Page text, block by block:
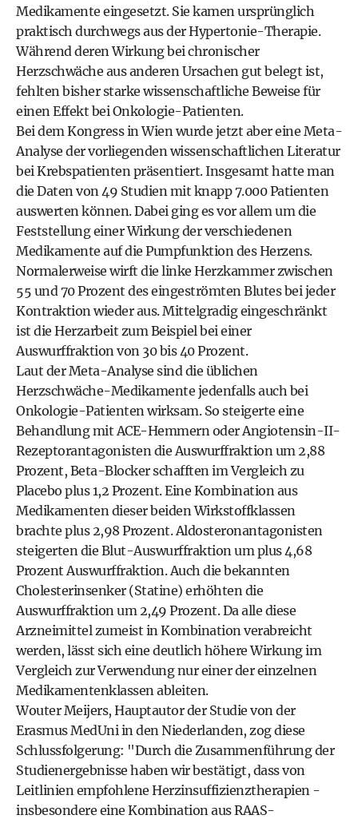
Medikamente eingesetzt. Sie kamen ursprünglich
praktisch durchwegs aus der Hypertonie-Therapie.
Während deren Wirkung bei chronischer
Herzschwäche aus anderen Ursachen gut belegt ist,
fehlten bisher starke wissenschaftliche Beweise für
einen Effekt bei Onkologie-Patienten.
Bei dem Kongress in Wien wurde jetzt aber eine Meta-
Analyse der vorliegenden wissenschaftlichen Literatur
bei Krebspatienten präsentiert. Insgesamt hatte man
die Daten von 49 Studien mit knapp 7.000 Patienten
auswerten können. Dabei ging es vor allem um die
Feststellung einer Wirkung der verschiedenen
Medikamente auf die Pumpfunktion des Herzens.
Normalerweise wirft die linke Herzkammer zwischen
55 und 70 Prozent des eingeströmten Blutes bei jeder
Kontraktion wieder aus. Mittelgradig eingeschränkt
ist die Herzarbeit zum Beispiel bei einer
Auswurffraktion von 30 bis 40 Prozent.
Laut der Meta-Analyse sind die üblichen
Herzschwäche-Medikamente jedenfalls auch bei
Onkologie-Patienten wirksam. So steigerte eine
Behandlung mit ACE-Hemmern oder Angiotensin-II-
Rezeptorantagonisten die Auswurffraktion um 2,88
Prozent, Beta-Blocker schafften im Vergleich zu
Placebo plus 1,2 Prozent. Eine Kombination aus
Medikamenten dieser beiden Wirkstoffklassen
brachte plus 2,98 Prozent. Aldosteronantagonisten
steigerten die Blut-Auswurffraktion um plus 4,68
Prozent Auswurffraktion. Auch die bekannten
Cholesterinsenker (Statine) erhöhten die
Auswurffraktion um 2,49 Prozent. Da alle diese
Arzneimittel zumeist in Kombination verabreicht
werden, lässt sich eine deutlich höhere Wirkung im
Vergleich zur Verwendung nur einer der einzelnen
Medikamentenklassen ableiten.
Wouter Meijers, Hauptautor der Studie von der
Erasmus MedUni in den Niederlanden, zog diese
Schlussfolgerung: "Durch die Zusammenführung der
Studienergebnisse haben wir bestätigt, dass von
Leitlinien empfohlene Herzinsuffizienztherapien -
insbesondere eine Kombination aus RAAS-